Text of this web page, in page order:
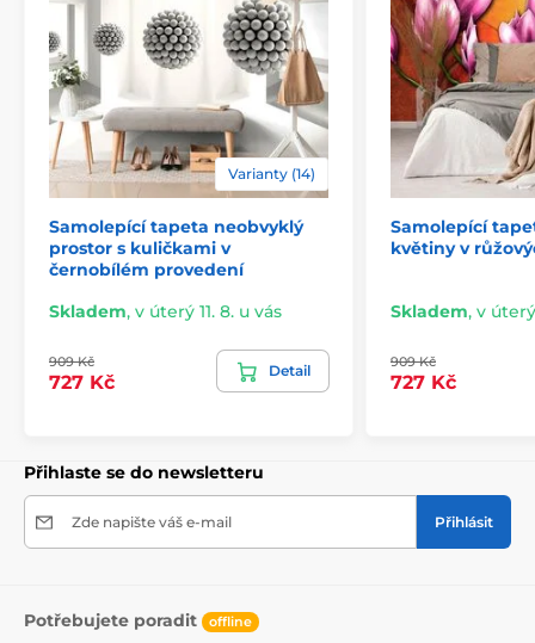
2) Výřezové samolepicí fototapety
U variant s výškou 270 cm je motiv přizpůsoben dané
velikosti, což může znamenat oříznutí některé části.
Po výběru rozměru na webu uvidíte přesný náhled.
Rozměry jsou tvořeny pásy širokými 49 cm.
Rozměry (v cm): 147x270(3 pruhy), 196x270(4 pruhy),
Varianty (14)
Samolepící tapeta neobvyklý
prostor s kuličkami v
černobílém provedení
Skladem, v úterý 11. 8. u vás
909 Kč
727 Kč
Detail
Samolepící
květiny v
Skladem, v úterý
909 Kč
727 Kč
Přihlaste se do newsletteru
Zde napište váš e-mail Přihlásit
Potřebujete poradit offline